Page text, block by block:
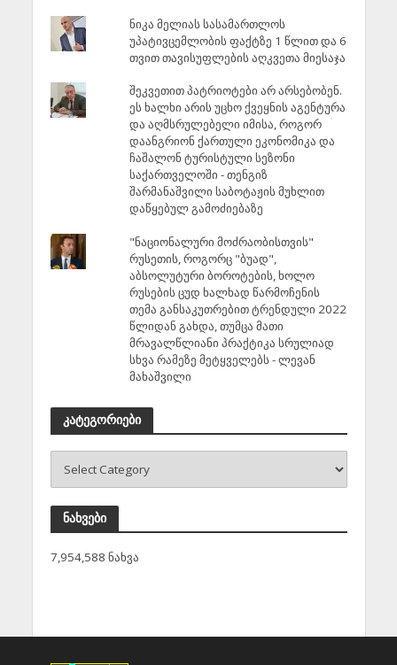
ნიკა მელიას სასამართლოს
უპატივცემლობის ფაქტზე 1 წლით და 6
თვით თავისუფლების აღკვეთა მიესაჯა
შეკვეთით პატრიოტები არ არსებობენ.
ეს ხალხი არის უცხო ქვეყნის აგენტურა
და აღმსრულებელი იმისა, როგორ
დაანგრიონ ქართული ეკონომიკა და
ჩაშალონ ტურისტული სეზონი
საქართველოში - თენგიზ
შარმანაშვილი საბოტაჟის მუხლით
დაწყებულ გამოძიებაზე
"ნაციონალური მოძრაობისთვის"
რუსეთის, როგორც "ბუად",
აბსოლუტური ბოროტების, ხოლო
რუსების ცუდ ხალხად წარმოჩენის
თემა განსაკუთრებით ტრენდული 2022
წლიდან გახდა, თუმცა მათი
მრავალწლიანი პრაქტიკა სრულიად
სხვა რამეზე მეტყველებს - ლევან
მახაშვილი
კატეგორიები
ნახვები
7,954,588 ნახვა